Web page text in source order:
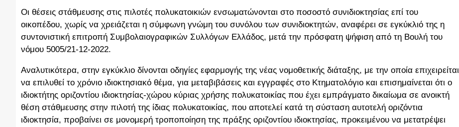
Οι θέσεις στάθμευσης στις πιλοτές πολυκατοικιών ενσωματώνονται στο ποσοστό συνιδιοκτησίας επί του
οικοπέδου, χωρίς να χρειάζεται η σύμφωνη γνώμη του συνόλου των συνιδιοκτητών, αναφέρει σε εγκύκλιό της η
συντονιστική επιτροπή Συμβολαιογραφικών Συλλόγων Ελλάδος, μετά την πρόσφατη ψήφιση από τη Βουλή του
νόμου 5005/21-12-2022.
Αναλυτικότερα, στην εγκύκλιο δίνονται οδηγίες εφαρμογής της νέας νομοθετικής διάταξης, με την οποία επιχειρείται
να επιλυθεί το χρόνιο ιδιοκτησιακό θέμα, για μεταβιβάσεις και εγγραφές στο Κτηματολόγιο και επισημαίνεται ότι ο
ιδιοκτήτης οριζοντίου ιδιοκτησίας-χώρου κύριας χρήσης πολυκατοικίας που έχει εμπράγματο δικαίωμα σε ανοικτή
θέση στάθμευσης στην πιλοτή της ίδιας πολυκατοικίας, που αποτελεί κατά τη σύσταση αυτοτελή οριζόντια
ιδιοκτησία, προβαίνει σε μονομερή τροποποίηση της πράξης οριζοντίου ιδιοκτησίας, προκειμένου να μετατρέψει